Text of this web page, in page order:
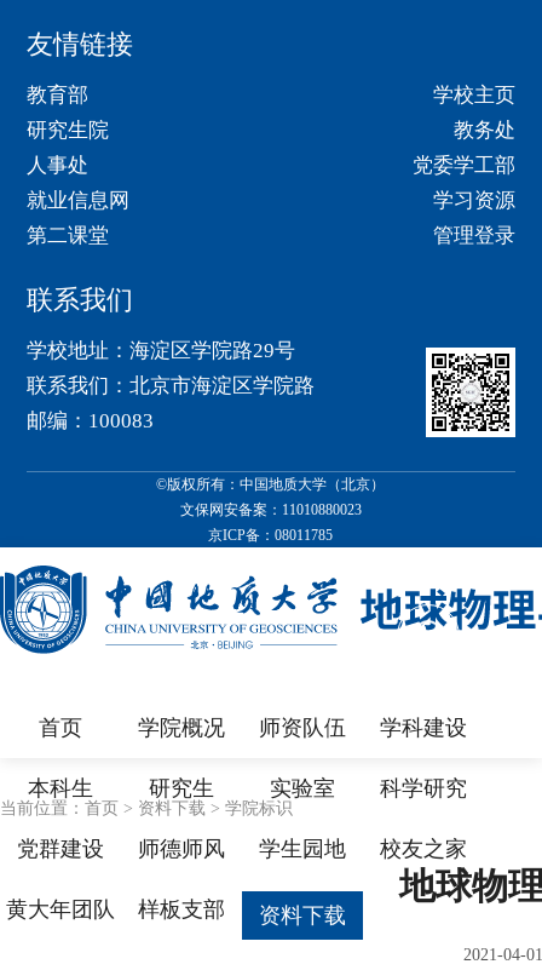
友情链接
教育部
学校主页
研究生院
教务处
人事处
党委学工部
就业信息网
学习资源
第二课堂
管理登录
联系我们
学校地址：海淀区学院路29号
联系我们：北京市海淀区学院路
邮编：100083
©版权所有：中国地质大学（北京）
文保网安备案：11010880023
京ICP备：08011785
首页 学院概况 师资队伍 学科建设
本科生 研究生 实验室 科学研究
党群建设 师德师风 学生园地 校友之家
黄大年团队 样板支部 资料下载
当前位置： 首页 > 资料下载 > 学院标识
地球物
2021-04-